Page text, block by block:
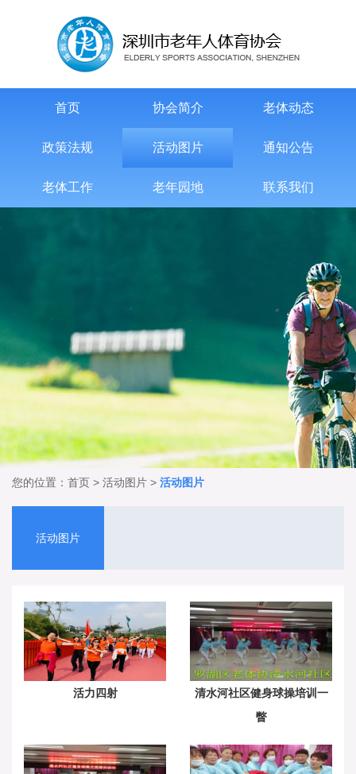
首页 协会简介 老体动态
政策法规 活动图片 通知公告
老体工作 老年园地 联系我们
您的位置： 首页 > 活动图片 > 活动图片
活动图片
活力四射
清水河社区健身球操培训一
瞥